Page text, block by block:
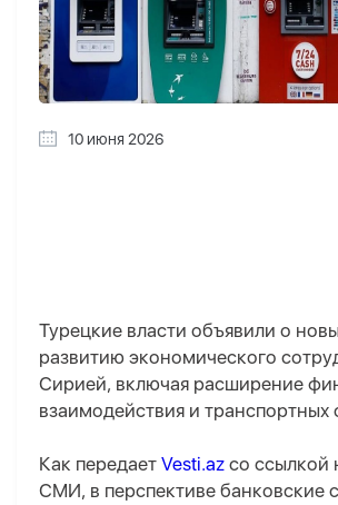
10 июня 2026
Турецкие власти объявили о
развитию экономического
Сирией, включая расширение
взаимодействия и транспортных
Как передает Vesti.az со ссылкой
СМИ, в перспективе банковские